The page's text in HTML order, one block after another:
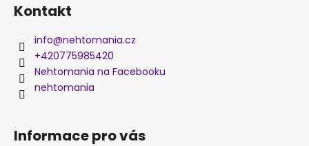
Kontakt
info@nehtomania.cz
+420775985420
Nehtomania na Facebooku
nehtomania
Informace pro vás